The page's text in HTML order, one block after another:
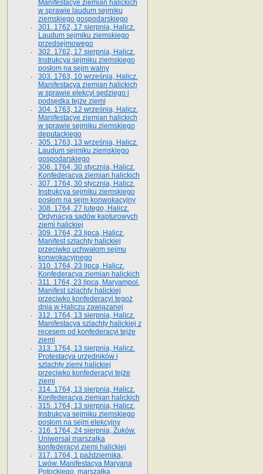
Manifestacye ziemian halickich
w sprawie laudum sejmiku
ziemskiego gospodarskiego
301. 1762, 17 sierpnia, Halicz.
Laudum sejmiku ziemskiego
przedsejmowego
302. 1762, 17 sierpnia, Halicz.
Instrukcya sejmiku ziemskiego
posłom na sejm walny
303. 1763, 10 września, Halicz.
Manifestacya ziemian halickich
w sprawie elekcyi sędziego i
podsędka tejże ziemi
304. 1763, 12 września, Halicz.
Manifestacye ziemian halickich
w sprawie sejmiku ziemskiego
deputackiego
305. 1763, 13 września, Halicz.
Laudum sejmiku ziemskiego
gospodarskiego
306. 1764, 30 stycznia, Halicz.
Konfederacya ziemian halickich
307. 1764, 30 stycznia, Halicz.
Instrukcya sejmiku ziemskiego
posłom na sejm konwokacyjny
308. 1764, 27 lutego, Halicz.
Ordynacya sądów kapturowych
ziemi halickiej
309. 1764, 23 lipca, Halicz.
Manifest szlachty halickiej
przeciwko uchwałom sejmu
konwokacyjnego
310. 1764, 23 lipca, Halicz.
Konfederacya ziemian halickich
311. 1764, 23 lipca, Maryampol.
Manifest szlachty halickiej
przeciwko konfederacyi tegoż
dnia w Haliczu zawiązanej
312. 1764, 13 sierpnia, Halicz.
Manifestacya szlachty halickiej z
recesem od konfederacyi tejże
ziemi
313. 1764, 13 sierpnia, Halicz.
Protestacya urzędników i
szlachty ziemi halickiej
przeciwko konfederacyi tejże
ziemi
314. 1764, 13 sierpnia, Halicz.
Konfederacya ziemian halickich
315. 1764, 13 sierpnia, Halicz.
Instrukcya sejmiku ziemskiego
posłom na sejm elekcyjny
316. 1764, 24 sierpnia, Żuków.
Uniwersał marszałka
konfederacyi ziemi halickiej
317. 1764, 1 października,
Lwów. Manifestacya Maryana
Potockiego, marszałka